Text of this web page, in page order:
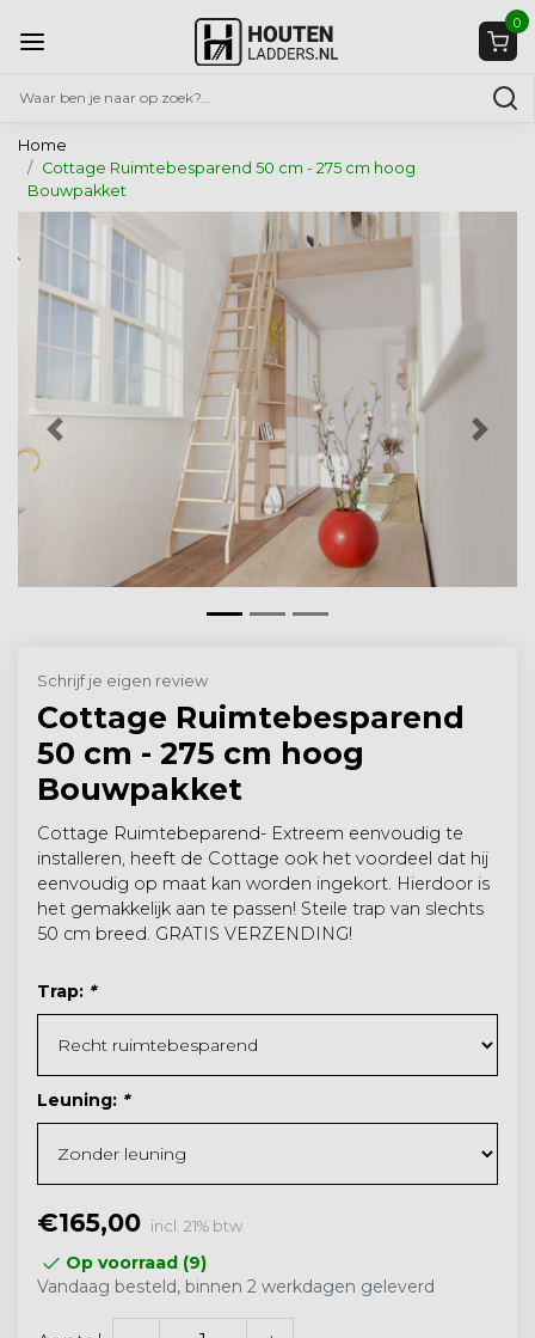
0
Home
Cottage Ruimtebesparend 50 cm - 275 cm hoog
Bouwpakket
Vorige
Schrijf je eigen review
Cottage Ruimtebesparend
50 cm - 275 cm hoog
Bouwpakket
Cottage Ruimtebeparend- Extreem eenvoudig te
installeren, heeft de Cottage ook het voordeel dat hij
eenvoudig op maat kan worden ingekort. Hierdoor is
het gemakkelijk aan te passen! Steile trap van slechts
50 cm breed. GRATIS VERZENDING!
Trap: *
Leuning: *
€165,00 incl. 21% btw
Op voorraad (9)
Vandaag besteld, binnen 2 werkdagen geleverd